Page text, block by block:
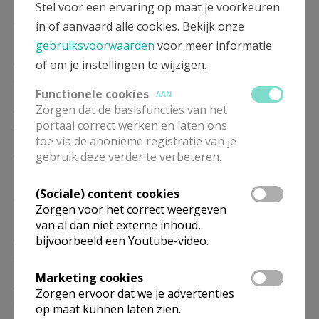
Eucharistie
9.00 Eucharistie
9.00 Eucharistie
07/02
9.00 Eucharistie
14/02
9.00 Eucharistie
9.00 Eucharistie
28/02
9.00 Eucharistie
Stel voor een ervaring op maat je voorkeuren
in of aanvaard alle cookies. Bekijk onze
gebruiksvoorwaarden voor meer informatie
of om je instellingen te wijzigen.
Functionele cookies
AAN
Zorgen dat de basisfuncties van het
portaal correct werken en laten ons
toe via de anonieme registratie van je
gebruik deze verder te verbeteren.
(Sociale) content cookies
Zorgen voor het correct weergeven
van al dan niet externe inhoud,
bijvoorbeeld een Youtube-video.
Marketing cookies
Zorgen ervoor dat we je advertenties
op maat kunnen laten zien.